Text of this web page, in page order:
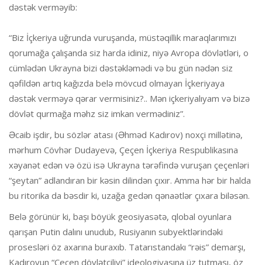
dəstək verməyib:
“Biz İçkeriya uğrunda vuruşanda, müstəqillik maraqlarımızı
qorumağa çalışanda siz harda idiniz, niyə Avropa dövlətləri, o
cümlədən Ukrayna bizi dəstəkləmədi və bu gün nədən siz
qəfildən artıq kağızda belə mövcud olmayan İçkeriyaya
dəstək verməyə qərar vermisiniz?.. Mən içkeriyalıyam və bizə
dövlət qurmağa məhz siz imkan vermədiniz”.
Əcaib işdir, bu sözlər atası (Əhməd Kadırov) noxçi millətinə,
mərhum Cövhər Dudayevə, Çeçen İçkeriya Respublikasına
xəyanət edən və özü isə Ukrayna tərəfində vuruşan çeçenləri
“şeytan” adlandıran bir kəsin dilindən çıxır. Amma hər bir halda
bu ritorika da bəsdir ki, uzağa gedən qənaətlər çıxara biləsən.
Belə görünür ki, başı böyük geosiyasətə, qlobal oyunlara
qarışan Putin dalını unudub, Rusiyanın subyektlərindəki
prosesləri öz axarına buraxıb. Tatarıstandakı “rəis” demarşı,
Kadırovun “Çeçen dövlətçiliyi” ideologiyasına üz tutması, öz